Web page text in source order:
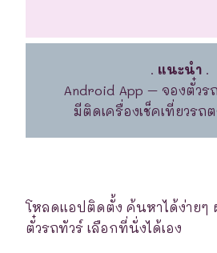
. แนะนำ.
Android App – จองตั๋ว
มีติดเครื่องเช็คเที่ยวรถ
โหลดแอปติดตั้ง ค้นหาได้ง่ายๆ
ตั๋วรถทัวร์ เลือกที่นั่งได้เอง